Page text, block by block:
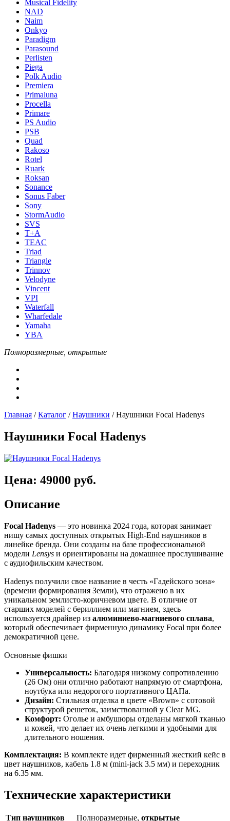
Musical Fidelity
NAD
Naim
Onkyo
Paradigm
Parasound
Perlisten
Piega
Polk Audio
Premiera
Primaluna
Procella
Primare
PS Audio
PSB
Quad
Rakoso
Rotel
Ruark
Roksan
Sonance
Sonus Faber
Sony
StormAudio
SVS
T+A
TEAC
Triad
Triangle
Trinnov
Velodyne
Vincent
VPI
Waterfall
Wharfedale
Yamaha
YBA
Полноразмерные, открытые
Главная /Каталог /Наушники /Наушники Focal Hadenys
Наушники Focal Hadenys
Цена: 49000 руб.
Описание
Focal Hadenys — это новинка 2024 года, которая занимает
нишу самых доступных открытых High-End наушников в
линейке бренда. Они созданы на базе профессиональной
модели Lensys и ориентированы на домашнее прослушивание
с аудиофильским качеством.
Hadenys получили свое название в честь «Гадейского эона»
(времени формирования Земли), что отражено в их
уникальном землисто-коричневом цвете. В отличие от
старших моделей с бериллием или магнием, здесь
используется драйвер из алюминиево-магниевого сплава,
который обеспечивает фирменную динамику Focal при более
демократичной цене.
Основные фишки
Универсальность: Благодаря низкому сопротивлению
(26 Ом) они отлично работают напрямую от смартфона,
ноутбука или недорогого портативного ЦАПа.
Дизайн: Стильная отделка в цвете «Brown» с сотовой
структурой решеток, заимствованной у Clear MG.
Комфорт: Оголье и амбушюры отделаны мягкой тканью
и кожей, что делает их очень легкими и удобными для
длительного ношения.
Комплектация: В комплекте идет фирменный жесткий кейс в
цвет наушников, кабель 1.8 м (mini-jack 3.5 мм) и переходник
на 6.35 мм.
Технические характеристики
Тип наушников Полноразмерные, открытые